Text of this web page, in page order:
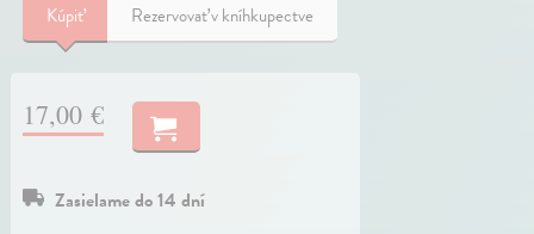
Kúpiť Rezervovať v kníhkupectve
17,00 €
Zasielame do 14 dní